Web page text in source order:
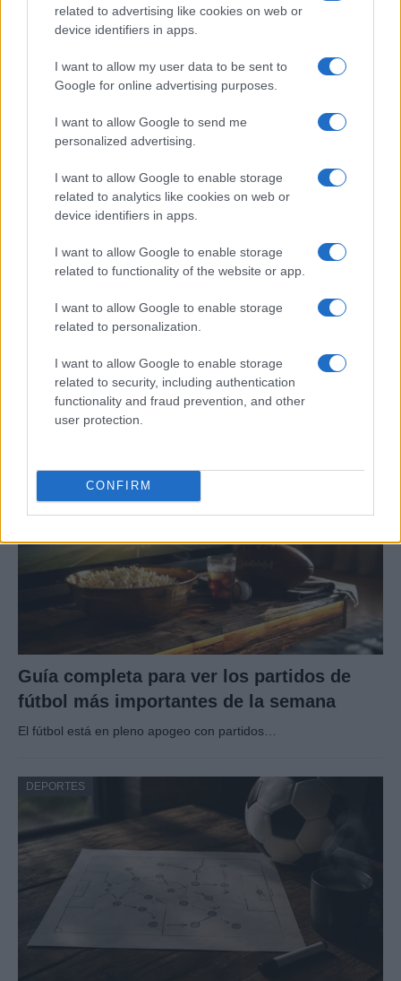
related to advertising like cookies on web or
device identifiers in apps.
I want to allow my user data to be sent to
Google for online advertising purposes.
I want to allow Google to send me
personalized advertising.
I want to allow Google to enable storage
related to analytics like cookies on web or
device identifiers in apps.
I want to allow Google to enable storage
related to functionality of the website or app.
I want to allow Google to enable storage
related to personalization.
I want to allow Google to enable storage
related to security, including authentication
functionality and fraud prevention, and other
user protection.
CONFIRM
FIFA anuncia que las futbolistas recibirán
La FIFA anunció que las futbolistas profesionales recibirán…
rendimiento deportivo: análisis científico
En 2019, el 25% de los maratonianos en…
Guía completa para ver los partidos de
fútbol más importantes de la semana
El fútbol está en pleno apogeo con partidos…
DEPORTES